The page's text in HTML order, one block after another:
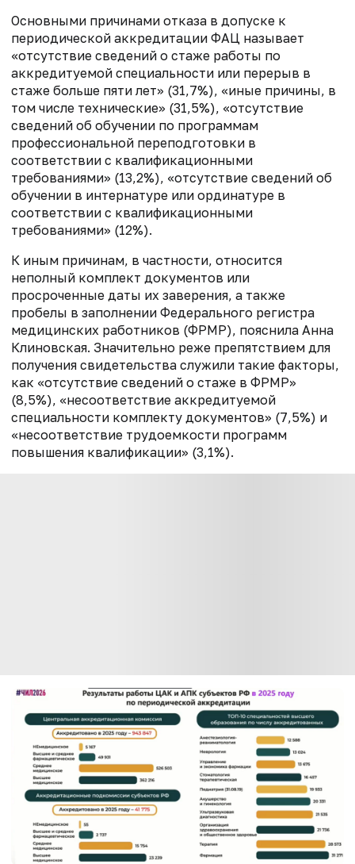
Основными причинами отказа в допуске к
периодической аккредитации ФАЦ называет
«отсутствие сведений о стаже работы по
аккредитуемой специальности или перерыв в
стаже больше пяти лет» (31,7%), «иные причины, в
том числе технические» (31,5%), «отсутствие
сведений об обучении по программам
профессиональной переподготовки в
соответствии с квалификационными
требованиями» (13,2%), «отсутствие сведений об
обучении в интернатуре или ординатуре в
соответствии с квалификационными
требованиями» (12%).
К иным причинам, в частности, относится
неполный комплект документов или
просроченные даты их заверения, а также
пробелы в заполнении Федерального регистра
медицинских работников (ФРМР), пояснила Анна
Клиновская. Значительно реже препятствием для
получения свидетельства служили такие факторы,
как «отсутствие сведений о стаже в ФРМР»
(8,5%), «несоответствие аккредитуемой
специальности комплекту документов» (7,5%) и
«несоответствие трудоемкости программ
повышения квалификации» (3,1%).